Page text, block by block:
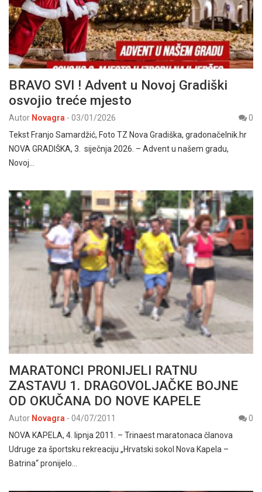
BRAVO SVI ! Advent u Novoj Gradiški
osvojio treće mjesto
Autor Novagra - 03/01/2026
0
Tekst Franjo Samardžić, Foto TZ Nova Gradiška, gradonačelnik.hr
NOVA GRADIŠKA, 3. siječnja 2026. – Advent u našem gradu,
Novoj…
MARATONCI PRONIJELI RATNU
ZASTAVU 1. DRAGOVOLJAČKE BOJNE
OD OKUČANA DO NOVE KAPELE
Autor Novagra - 04/07/2011
0
NOVA KAPELA, 4. lipnja 2011. – Trinaest maratonaca članova
Udruge za športsku rekreaciju „Hrvatski sokol Nova Kapela –
Batrina“ pronijelo…